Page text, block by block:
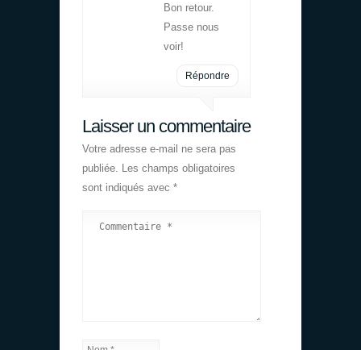
Bon retour.
Passe nous
voir!
Répondre
Laisser un commentaire
Votre adresse e-mail ne sera pas
publiée. Les champs obligatoires
sont indiqués avec *